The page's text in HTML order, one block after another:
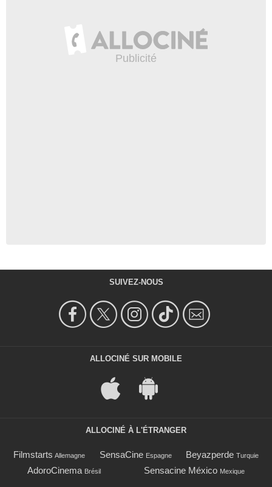
SUIVEZ-NOUS
ALLOCINÉ SUR MOBILE
ALLOCINÉ À L'ÉTRANGER
Filmstarts Allemagne SensaCine Espagne Beyazperde Turquie
AdoroCinema Brésil Sensacine México Mexique